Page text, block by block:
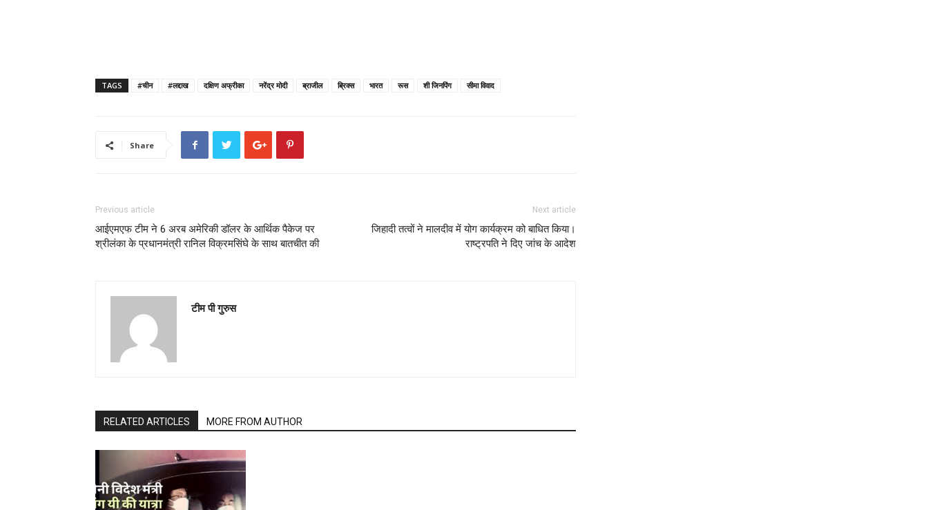
TAGS #चीन #लद्दाख दक्षिण अफ्रीका नरेंद्र मोदी ब्राजील ब्रिक्स भारत रूस शी जिनपिंग सीमा विवाद
Share
Previous article
आईएमएफ टीम ने 6 अरब अमेरिकी डॉलर के आर्थिक पैकेज पर
श्रीलंका के प्रधानमंत्री रानिल विक्रमसिंघे के साथ बातचीत की
Next article
जिहादी तत्वों ने मालदीव में योग कार्यक्रम को बाधित किया।
राष्ट्रपति ने दिए जांच के आदेश
टीम पी गुरुस
RELATED ARTICLES MORE FROM AUTHOR